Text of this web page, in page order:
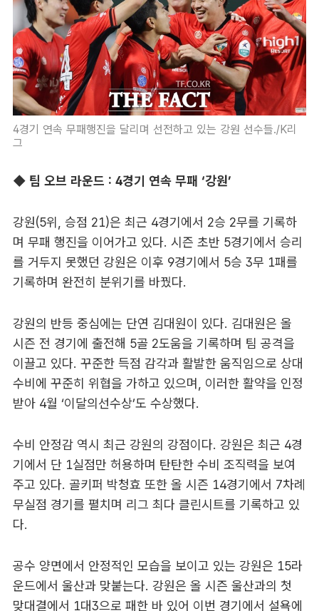
4경기 연속 무패행진을 달리며 선전하고 있는 강원 선수들./K리
그
◆ 팀 오브 라운드 : 4경기 연속 무패 ‘강원’
강원(5위, 승점 21)은 최근 4경기에서 2승 2무를 기록하
며 무패 행진을 이어가고 있다. 시즌 초반 5경기에서 승리
를 거두지 못했던 강원은 이후 9경기에서 5승 3무 1패를
기록하며 완전히 분위기를 바꿨다.
강원의 반등 중심에는 단연 김대원이 있다. 김대원은 올
시즌 전 경기에 출전해 5골 2도움을 기록하며 팀 공격을
이끌고 있다. 꾸준한 득점 감각과 활발한 움직임으로 상대
수비에 꾸준히 위협을 가하고 있으며, 이러한 활약을 인정
받아 4월 ‘이달의선수상’도 수상했다.
수비 안정감 역시 최근 강원의 강점이다. 강원은 최근 4경
기에서 단 1실점만 허용하며 탄탄한 수비 조직력을 보여
주고 있다. 골키퍼 박청효 또한 올 시즌 14경기에서 7차례
무실점 경기를 펼치며 리그 최다 클린시트를 기록하고 있
다.
공수 양면에서 안정적인 모습을 보이고 있는 강원은 15라
운드에서 울산과 맞붙는다. 강원은 올 시즌 울산과의 첫
맞대결에서 1대3으로 패한 바 있어 이번 경기에서 설욕에